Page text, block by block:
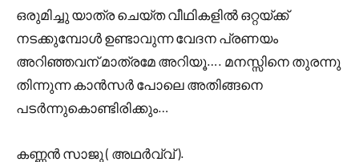
ഒരുമിച്ചു യാത്ര ചെയ്ത വീഥികളിൽ ഒറ്റയ്ക്ക്
നടക്കുമ്പോൾ ഉണ്ടാവുന്ന വേദന പ്രണയം
അറിഞ്ഞവന് മാത്രമേ അറിയൂ…. മനസ്സിനെ തുരന്നു
തിന്നുന്ന കാൻസർ പോലെ അതിങ്ങനെ
പടർന്നുകൊണ്ടിരിക്കും…
കണ്ണൻ സാജു ( അഥർവ്വ് ).